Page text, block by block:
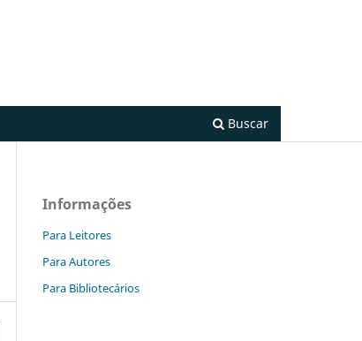
Buscar
Informações
Para Leitores
Para Autores
Para Bibliotecários